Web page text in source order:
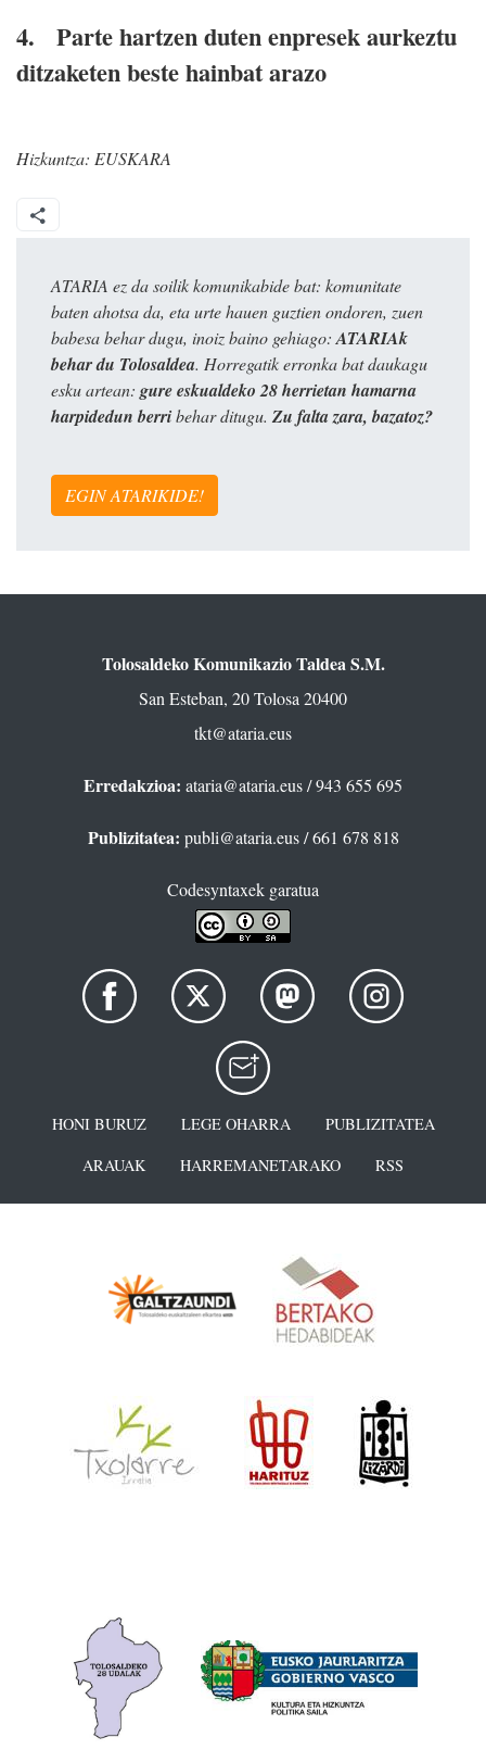
4. Parte hartzen duten enpresek aurkeztu
ditzaketen beste hainbat arazo
Hizkuntza: EUSKARA
ATARIA ez da soilik komunikabide bat: komunitate
baten ahotsa da, eta urte hauen guztien ondoren, zuen
babesa behar dugu, inoiz baino gehiago: ATARIAk
behar du Tolosaldea. Horregatik erronka bat daukagu
esku artean: gure eskualdeko 28 herrietan hamarna
harpidedun berribehar ditugu. Zu falta zara, bazatoz?
EGIN ATARIKIDE!
Tolosaldeko Komunikazio Taldea S.M.
San Esteban, 20 Tolosa 20400
tkt@ataria.eus
Erredakzioa: ataria@ataria.eus/ 943 655 695
Publizitatea: publi@ataria.eus/ 661 678 818
Codesyntaxek garatua
HONI BURUZ LEGE OHARRA
PUBLIZITATEA
ARAUAK
HARREMANETARAKO RSS